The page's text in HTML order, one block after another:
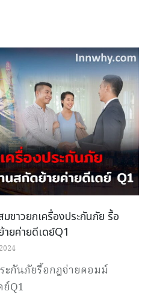
าวยกเครื่องประกันภัย รื้อ
ยค่ายดีเดย์Q1
ะกันภัยรื้อกฎจ่ายคอมม์
Q1